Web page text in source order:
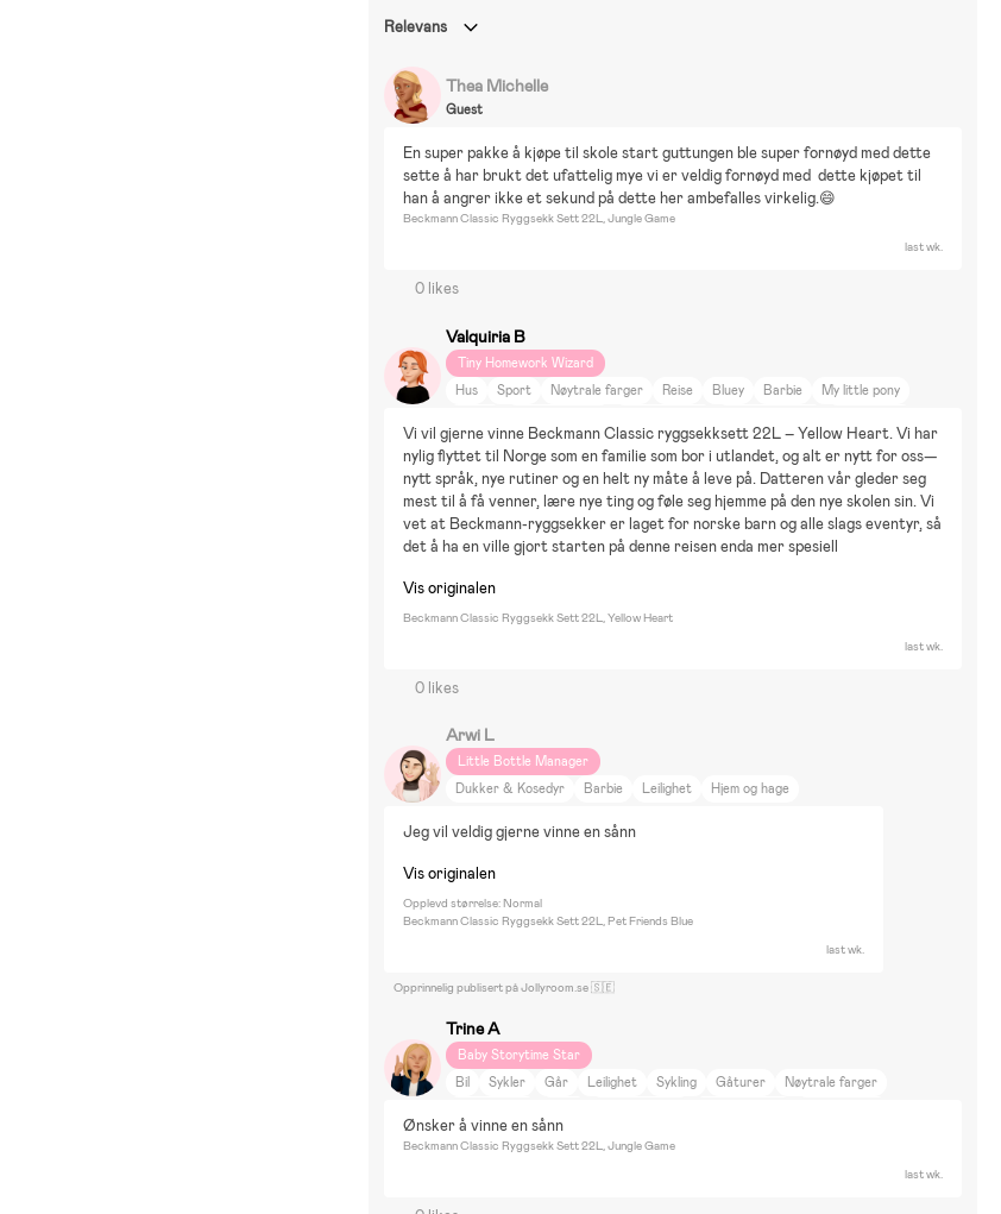
Relevans
Thea Michelle
Guest
En super pakke å kjøpe til skole start guttungen ble super fornøyd med dette
sette å har brukt det ufattelig mye vi er veldig fornøyd med  dette kjøpet til
han å angrer ikke et sekund på dette her ambefalles virkelig.😄
Beckmann Classic Ryggsekk Sett 22L, Jungle Game
last wk.
0 likes
Valquiria B
Tiny Homework Wizard
Hus
Sport Nøytrale farger Reise Bluey Barbie
My little pony
Vannlek
Utkledning
Vi vil gjerne vinne Beckmann Classic ryggsekksett 22L – Yellow Heart. Vi har
nylig flyttet til Norge som en familie som bor i utlandet, og alt er nytt for oss—
nytt språk, nye rutiner og en helt ny måte å leve på. Datteren vår gleder seg
mest til å få venner, lære nye ting og føle seg hjemme på den nye skolen sin. Vi
vet at Beckmann-ryggsekker er laget for norske barn og alle slags eventyr, så
det å ha en ville gjort starten på denne reisen enda mer spesiell
Vis originalen
Beckmann Classic Ryggsekk Sett 22L, Yellow Heart
last wk.
0 likes
Arwi L
Little Bottle Manager
Dukker & Kosedyr
Barbie Leilighet Hjem og hage
Jeg vil veldig gjerne vinne en sånn
Vis originalen
Opplevd størrelse: Normal
Beckmann Classic Ryggsekk Sett 22L, Pet Friends Blue
last wk.
Opprinnelig publisert på Jollyroom.se 🇸🇪
Trine A
Baby Storytime Star
Bil
Sykler Går Leilighet Sykling Gåturer
Nøytrale farger
Ønsker å vinne en sånn
Beckmann Classic Ryggsekk Sett 22L, Jungle Game
last wk.